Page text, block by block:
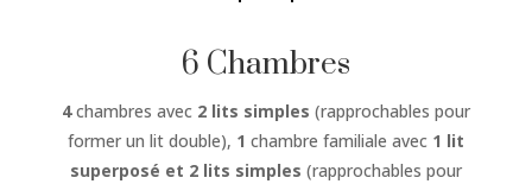
6 Chambres
4chambres avec 2 lits simples (rapprochables pour
former un lit double), 1 chambre familiale avec 1 lit
superposé et 2 lits simples (rapprochables pour